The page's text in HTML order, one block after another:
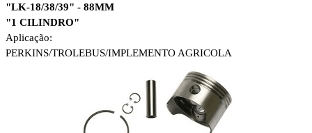
"LK-18/38/39" - 88MM
"1 CILINDRO"
Aplicação:
PERKINS/TROLEBUS/IMPLEMENTO AGRICOLA